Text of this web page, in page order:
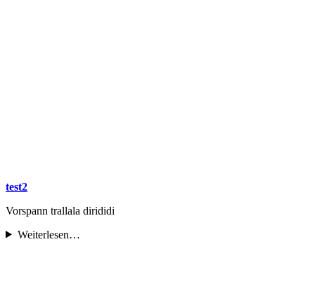
test2
Vorspann trallala dirididi
Weiterlesen…